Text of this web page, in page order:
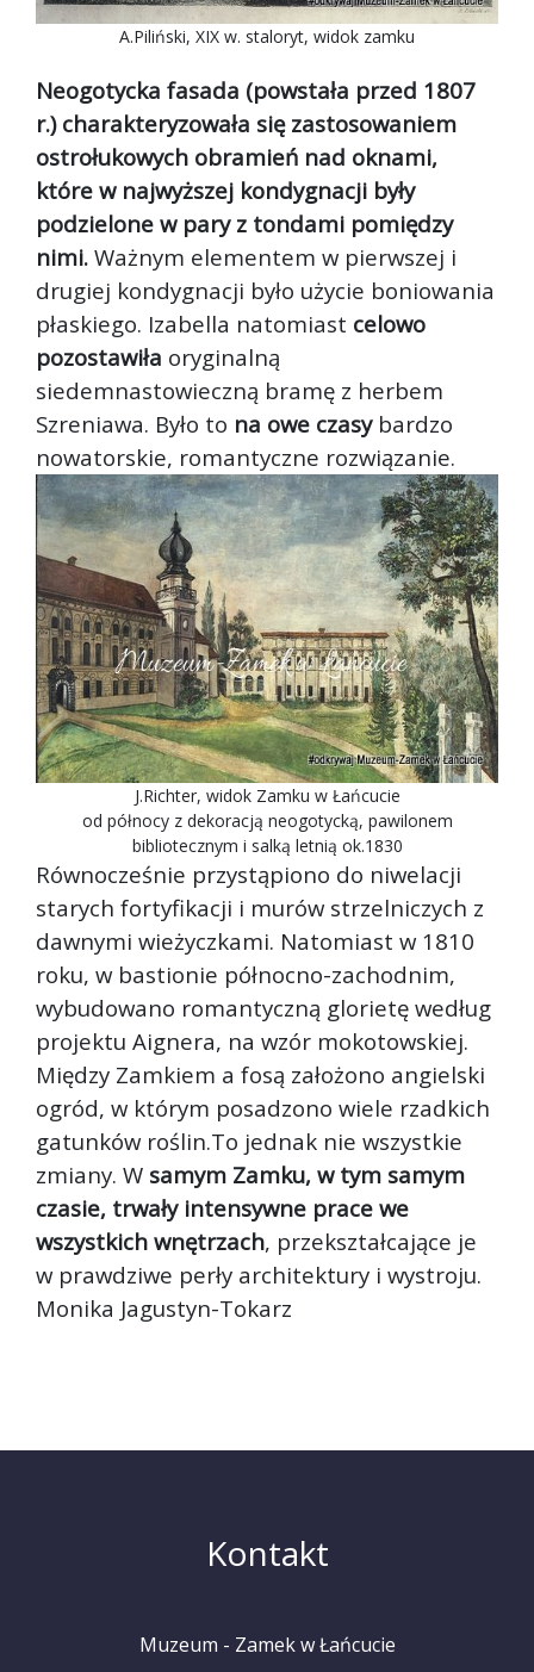
A.Piliński, XIX w. staloryt, widok zamku
Neogotycka fasada (powstała przed 1807
r.) charakteryzowała się zastosowaniem
ostrołukowych obramień nad oknami,
które w najwyższej kondygnacji były
podzielone w pary z tondami pomiędzy
nimi. Ważnym elementem w pierwszej i
drugiej kondygnacji było użycie boniowania
płaskiego. Izabella natomiast celowo
pozostawiła oryginalną
siedemnastowieczną bramę z herbem
Szreniawa. Było to na owe czasybardzo
nowatorskie, romantyczne rozwiązanie.
J.Richter, widok Zamku w Łańcucie
od północy z dekoracją neogotycką, pawilonem
bibliotecznym i salką letnią ok.1830
Równocześnie przystąpiono do niwelacji
starych fortyfikacji i murów strzelniczych z
dawnymi wieżyczkami. Natomiast w 1810
roku, w bastionie północno-zachodnim,
wybudowano romantyczną glorietę według
projektu Aignera, na wzór mokotowskiej.
Między Zamkiem a fosą założono angielski
ogród, w którym posadzono wiele rzadkich
gatunków roślin.To jednak nie wszystkie
zmiany. W samym Zamku, w tym samym
czasie, trwały intensywne prace we
wszystkich wnętrzach, przekształcające je
w prawdziwe perły architektury i wystroju.
Monika Jagustyn-Tokarz
Kontakt
Muzeum - Zamek w Łańcucie